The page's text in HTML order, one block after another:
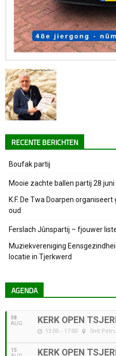
RECENTE BERICHTEN
Boufak partij
Mooie zachte ballen partij 28 juni
K.F. De Twa Doarpen
oud
Ferslach Jûnspartij – fjouwer
Muziekvereniging
locatie in Tjerkwerd
AGENDA
08
AUG KERK OPEN
13:00 - 17:00 Sint
15 KERK OPEN